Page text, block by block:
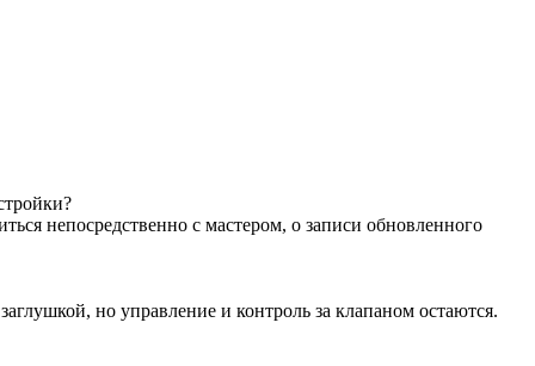
непосредственно с мастером, о записи обновленного
но управление и контроль за клапаном остаются.